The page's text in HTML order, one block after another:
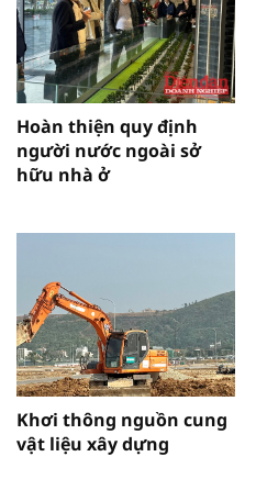
Hoàn thiện quy định
người nước ngoài sở
hữu nhà ở
Khơi thông nguồn cung
vật liệu xây dựng